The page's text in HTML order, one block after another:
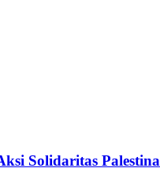
Solidaritas Palestina